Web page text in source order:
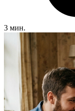
3 мин.